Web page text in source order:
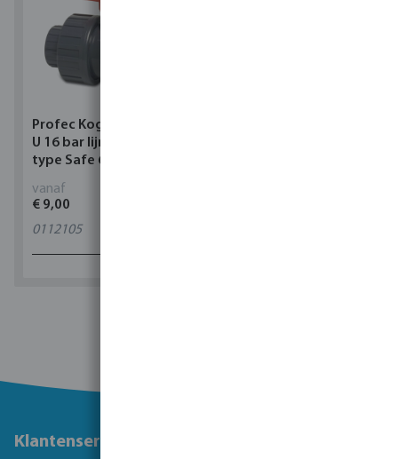
Profec Kogelkraan PVC-
U 16 bar lijmmof grijs
type Safe 600
vanaf
€ 9,00
0112105
Klantenservice